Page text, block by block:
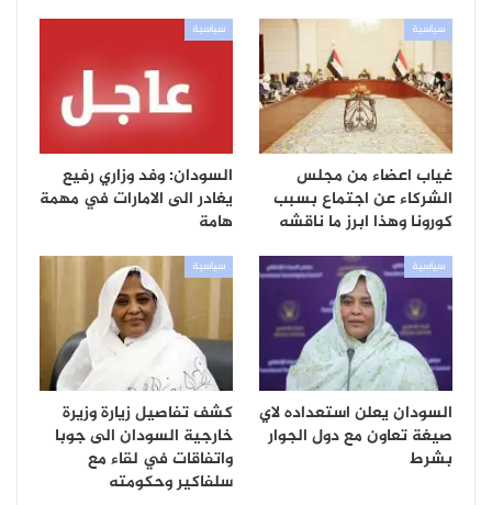
سياسية
غياب اعضاء من مجلس
الشركاء عن اجتماع بسبب
كورونا وهذا ابرز ما ناقشه
سياسية
السودان: وفد وزاري رفيع
يغادر الى الامارات في مهمة
هامة
سياسية
السودان يعلن استعداده لاي
صيغة تعاون مع دول الجوار
بشرط
سياسية
كشف تفاصيل زيارة وزيرة
خارجية السودان الى جوبا
واتفاقات في لقاء مع
سلفاكير وحكومته